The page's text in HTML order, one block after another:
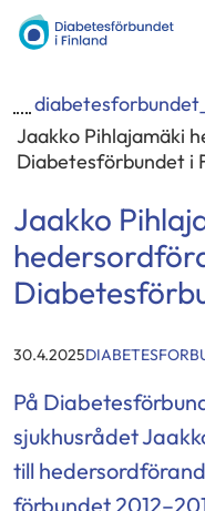
Siirry
sisältöön
Diabetesförbundet
Jaakko Pihlajamäki
Diabetesförbundet i
Jaakko
30.4.2025KATEGORIER:
På
sjukhusrådet
till
förbundet